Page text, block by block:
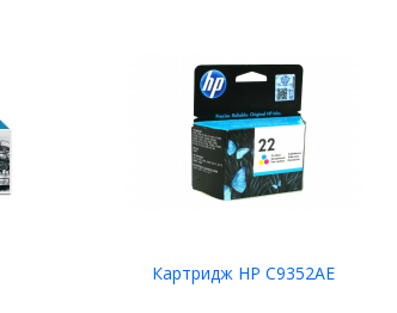
Картридж HP C9352AE